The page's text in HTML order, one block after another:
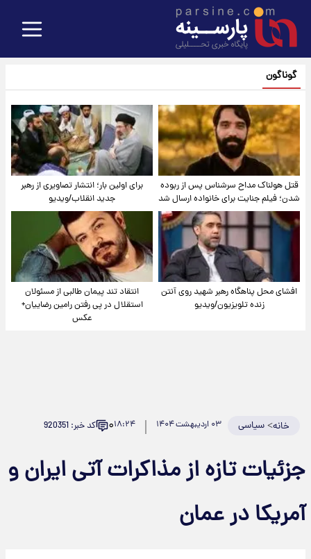
گوناگون
قتل هولناک مداح سرشناس پس از ربوده
شدن؛ فیلم جنایت برای خانواده ارسال شد
برای اولین بار؛ انتشار تصاویری از رهبر
جدید انقلاب/ویدیو
افشای محل پناهگاه‌ رهبر شهید روی آنتن
زنده تلویزیون/ویدیو
انتقاد تند پیمان طالبی از مسئولان
استقلال در پی رفتن رامین رضاییان+
عکس
خانه>سیاسی ۰۳ اردیبهشت ۱۴۰۴ ۱۸:۲۴۰ کد خبر: 920351
جزئیات تازه از مذاکرات آتی ایران و
آمریکا در عمان